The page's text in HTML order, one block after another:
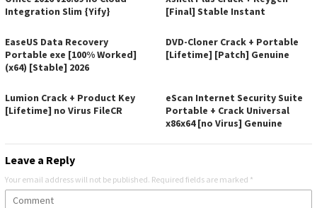
Integration Slim {Yify}
[Final] Stable Instant
EaseUS Data Recovery
Portable exe [100% Worked]
(x64) [Stable] 2026
DVD-Cloner Crack + Portable
[Lifetime] [Patch] Genuine
Lumion Crack + Product Key
[Lifetime] no Virus FileCR
eScan Internet Security Suite
Portable + Crack Universal
x86x64 [no Virus] Genuine
Leave a Reply
Your email address will not be published. Required fields are marked *